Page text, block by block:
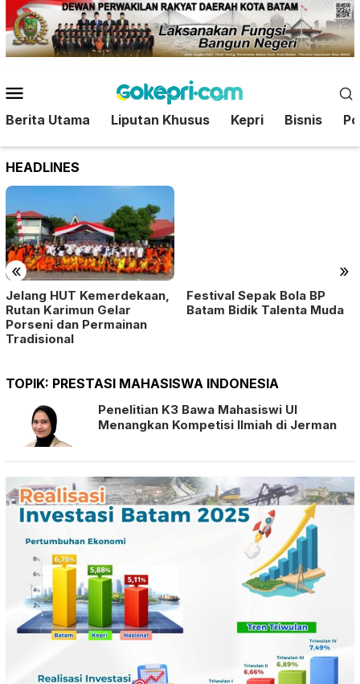
Loncat
ke
konten
Mobile
Berita Utama Liputan Khusus Kepri Bisnis
HEADLINES
« »
Jelang HUT Kemerdekaan,
Rutan Karimun Gelar
Porseni dan Permainan
Tradisional
Festival Sepak Bola BP
Batam Bidik Talenta Muda
TOPIK: PRESTASI MAHASISWA INDONESIA
Penelitian K3 Bawa Mahasiswi UI
Menangkan Kompetisi Ilmiah di Jerman